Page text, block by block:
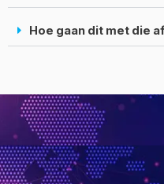
Hoe gaan dit met die